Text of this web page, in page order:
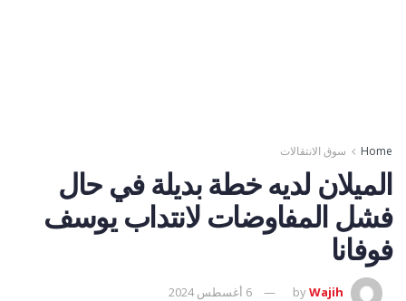
Home سوق الانتقالات
الميلان لديه خطة بديلة في حال
فشل المفاوضات لانتداب يوسف
فوفانا
byWajih 6 أغسطس 2024